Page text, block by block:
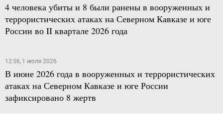
4 человека убиты и 8 были ранены в вооруженных и
террористических атаках на Северном Кавказе и юге
России во II квартале 2026 года
12:56, 1 июля 2026
В июне 2026 года в вооруженных и террористических
атаках на Северном Кавказе и юге России
зафиксировано 8 жертв